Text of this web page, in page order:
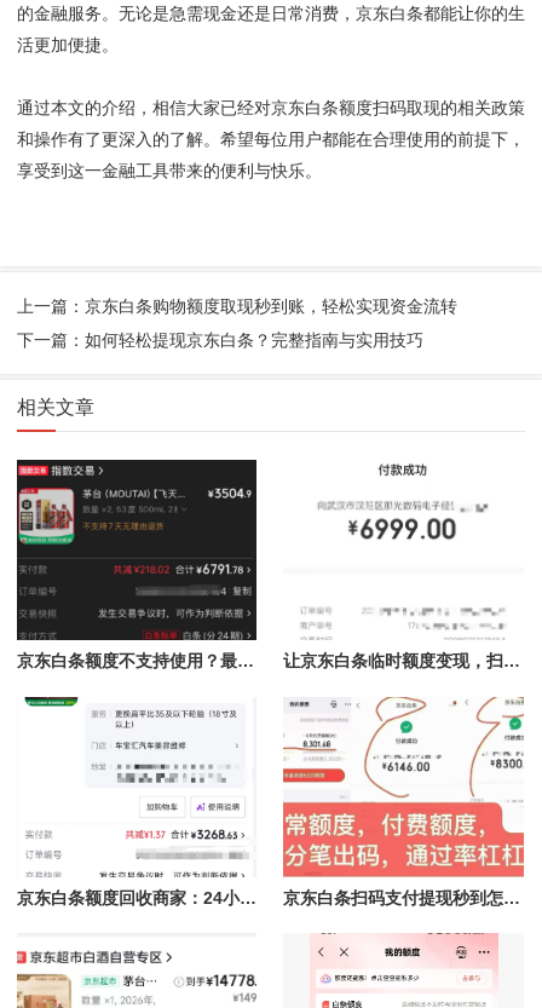
的金融服务。无论是急需现金还是日常消费，京东白条都能让你的生
活更加便捷。
通过本文的介绍，相信大家已经对京东白条额度扫码取现的相关政策
和操作有了更深入的了解。希望每位用户都能在合理使用的前提下，
享受到这一金融工具带来的便利与快乐。
上一篇：京东白条购物额度取现秒到账，轻松实现资金流转
下一篇：如何轻松提现京东白条？完整指南与实用技巧
相关文章
京东白条额度不支持使用？最新提现方法讲解 让京东白条临时额度变现，扫码提现无需等待
京东白条额度回收商家：24小时在线，提现秒到，轻松享受极速服务！ 京东白条扫码支付提现秒到怎么操作?详细步骤指南